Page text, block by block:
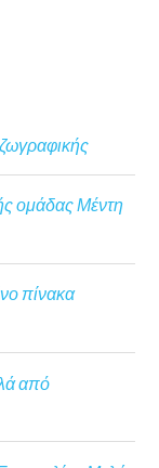
ομάδας Μέντη
πίνακα
από